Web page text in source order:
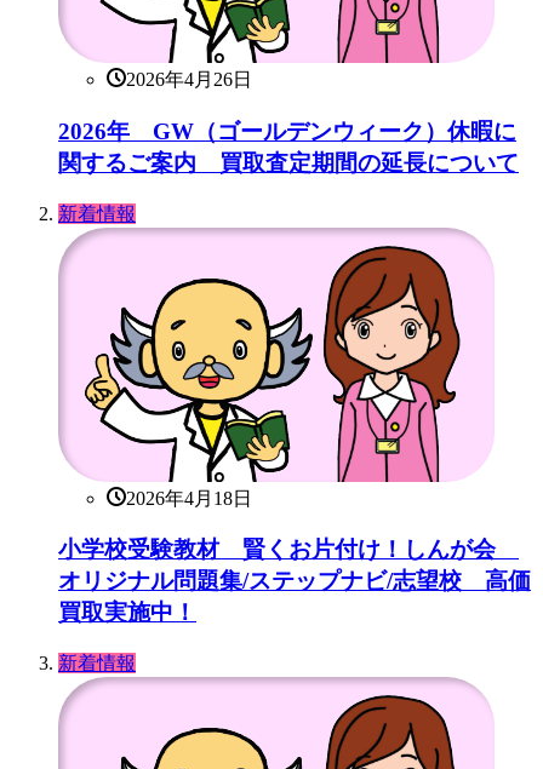
2026年4月26日
2026年 GW（ゴールデンウィーク）休暇に
関するご案内 買取査定期間の延長について
新着情報
2026年4月18日
小学校受験教材 賢くお片付け！しんが会
オリジナル問題集/ステップナビ/志望校 高価
買取実施中！
新着情報